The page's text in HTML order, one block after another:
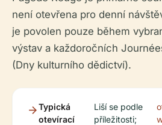
není otevřena pro denní
je povolen pouze během
výstav a každoročních
(Dny kulturního dědictví).
Typická
otevírací
Liší se podle
příležitosti;